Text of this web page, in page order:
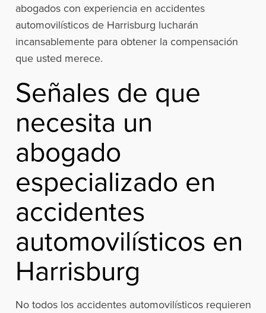
abogados con experiencia en accidentes
automovilísticos de Harrisburg lucharán
incansablemente para obtener la compensación
que usted merece.
Señales de que
necesita un
abogado
especializado en
accidentes
automovilísticos en
Harrisburg
No todos los accidentes automovilísticos requieren